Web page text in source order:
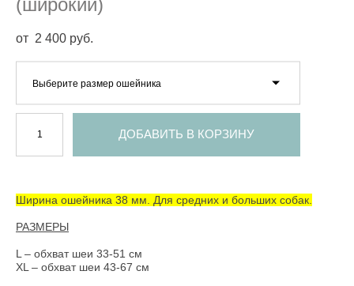
(широкий)
от 2 400 pуб.
Выберите размер ошейника
ДОБАВИТЬ В КОРЗИНУ
Ширина ошейника 38 мм. Для средних и больших собак.
РАЗМЕРЫ
L – обхват шеи 33-51 см
XL – обхват шеи 43-67 см